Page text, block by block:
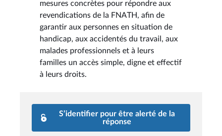
mesures concrètes pour répondre aux
revendications de la FNATH, afin de
garantir aux personnes en situation de
handicap, aux accidentés du travail, aux
malades professionnels et à leurs
familles un accès simple, digne et effectif
à leurs droits.
S’identifier pour être alerté de la
réponse